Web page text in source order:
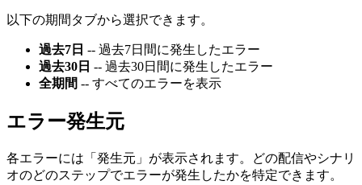
以下の期間タブから選択できます。
過去7日 -- 過去7日間に発生したエラー
過去30日 -- 過去30日間に発生したエラー
全期間 -- すべてのエラーを表示
エラー発生元
各エラーには「発生元」が表示されます。どの配信やシナリ
オのどのステップでエラーが発生したかを特定できます。